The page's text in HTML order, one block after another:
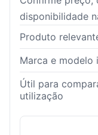
disponibilidade
Produto
Marca e modelo
Útil para
utilização